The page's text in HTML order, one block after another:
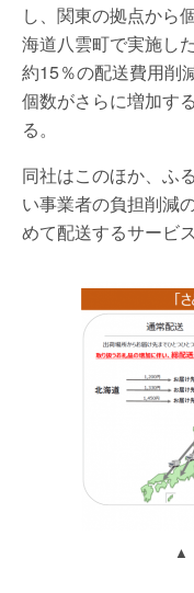
し、関東の拠点から
海道八雲町で実施し
約15％の配送費用削
個数がさらに増加す
る。
同社はこのほか、ふ
い事業者の負担削減
めて配送するサービ
▲